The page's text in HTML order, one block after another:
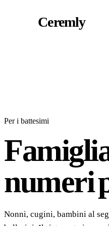
Ceremly
Per i battesimi
numeri
Nonni, cugini, bambini al